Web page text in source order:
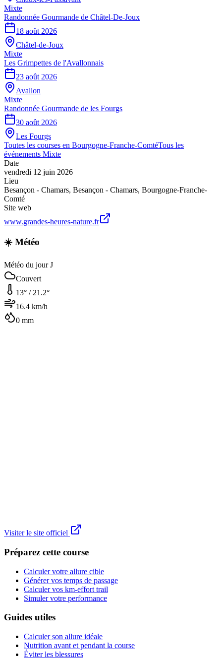
Mixte
Randonnée Gourmande de Châtel-De-Joux
18 août 2026
Châtel-de-Joux
Mixte
Les Grimpettes de l'Avallonnais
23 août 2026
Avallon
Mixte
Randonnée Gourmande de les Fourgs
30 août 2026
Les Fourgs
Toutes les courses en Bourgogne-Franche-ComtéTous les
événements Mixte
Date
vendredi 12 juin 2026
Lieu
Besançon - Chamars, Besançon - Chamars, Bourgogne-Franche-
Comté
Site web
www.grandes-heures-nature.fr
☀️ Météo
Météo du jour J
Couvert
13° / 21.2°
16.4 km/h
0 mm
Visiter le site officiel
Préparez cette course
Calculer votre allure cible
Générer vos temps de passage
Calculer vos km-effort trail
Simuler votre performance
Guides utiles
Calculer son allure idéale
Nutrition avant et pendant la course
Éviter les blessures